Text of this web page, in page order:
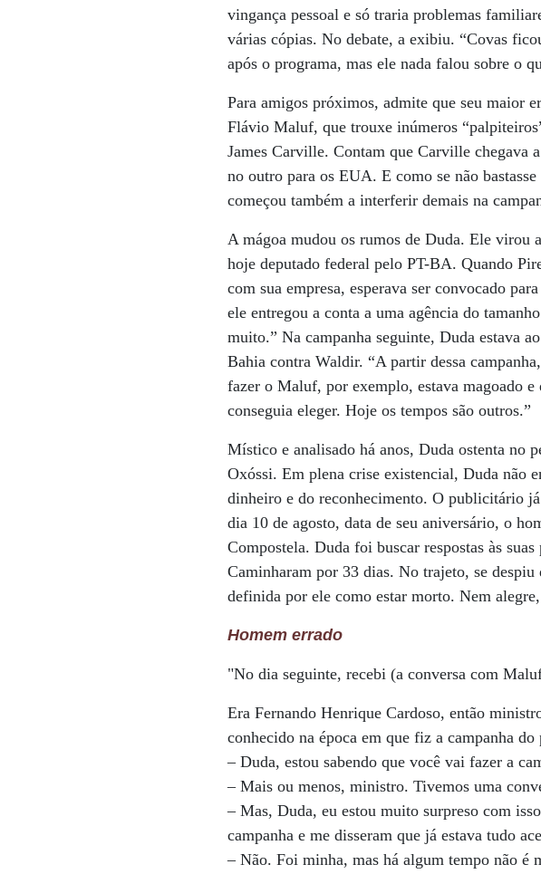
vingança pessoal e só traria problemas
várias cópias. No debate, a exibiu. “Covas
após o programa, mas ele nada falou sobre o
Para amigos próximos, admite que seu maior
Flávio Maluf, que trouxe inúmeros
James Carville. Contam que Carville chegava
no outro para os EUA. E como se não
começou também a interferir demais na
A mágoa mudou os rumos de Duda. Ele virou
hoje deputado federal pelo PT-BA. Quando
com sua empresa, esperava ser convocado
ele entregou a conta a uma agência do
muito.” Na campanha seguinte, Duda estava
Bahia contra Waldir. “A partir dessa
fazer o Maluf, por exemplo, estava magoado
conseguia eleger. Hoje os tempos são outros.”
Místico e analisado há anos, Duda ostenta no
Oxóssi. Em plena crise existencial, Duda não
dinheiro e do reconhecimento. O publicitário
dia 10 de agosto, data de seu aniversário, o
Compostela. Duda foi buscar respostas às
Caminharam por 33 dias. No trajeto, se despiu
definida por ele como estar morto. Nem
Homem errado
"No dia seguinte, recebi (a conversa com
Era Fernando Henrique Cardoso, então
conhecido na época em que fiz a campanha
– Duda, estou sabendo que você vai fazer a
– Mais ou menos, ministro. Tivemos uma
– Mas, Duda, eu estou muito surpreso com
campanha e me disseram que já estava tudo
– Não. Foi minha, mas há algum tempo não é